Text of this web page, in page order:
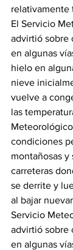
relativamente
El Servicio
advirtió sobre
en algunas
hielo en
nieve
vuelve a
las
condiciones
montañosas
carreteras
se derrite y
al bajar
Servicio
advirtió sobre
en algunas